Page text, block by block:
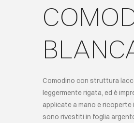
Comodino con struttura
leggermente rigata, ed è
applicate a mano e ricoperte
sono rivestiti in foglia